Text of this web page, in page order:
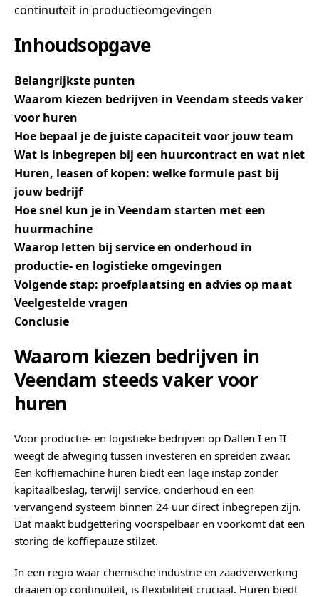
continuïteit in productieomgevingen
Inhoudsopgave
Belangrijkste punten
Waarom kiezen bedrijven in Veendam steeds vaker
voor huren
Hoe bepaal je de juiste capaciteit voor jouw team
Wat is inbegrepen bij een huurcontract en wat niet
Huren, leasen of kopen: welke formule past bij
jouw bedrijf
Hoe snel kun je in Veendam starten met een
huurmachine
Waarop letten bij service en onderhoud in
productie- en logistieke omgevingen
Volgende stap: proefplaatsing en advies op maat
Veelgestelde vragen
Conclusie
Waarom kiezen bedrijven in
Veendam steeds vaker voor
huren
Voor productie- en logistieke bedrijven op Dallen I en II
weegt de afweging tussen investeren en spreiden zwaar.
Een koffiemachine huren biedt een lage instap zonder
kapitaalbeslag, terwijl service, onderhoud en een
vervangend systeem binnen 24 uur direct inbegrepen zijn.
Dat maakt budgettering voorspelbaar en voorkomt dat een
storing de koffiepauze stilzet.
In een regio waar chemische industrie en zaadverwerking
draaien op continuïteit, is flexibiliteit cruciaal. Huren biedt